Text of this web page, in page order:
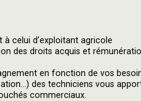
celui d’exploitant agricole
des droits acquis et
en fonction de vos
des techniciens vous
commerciaux.